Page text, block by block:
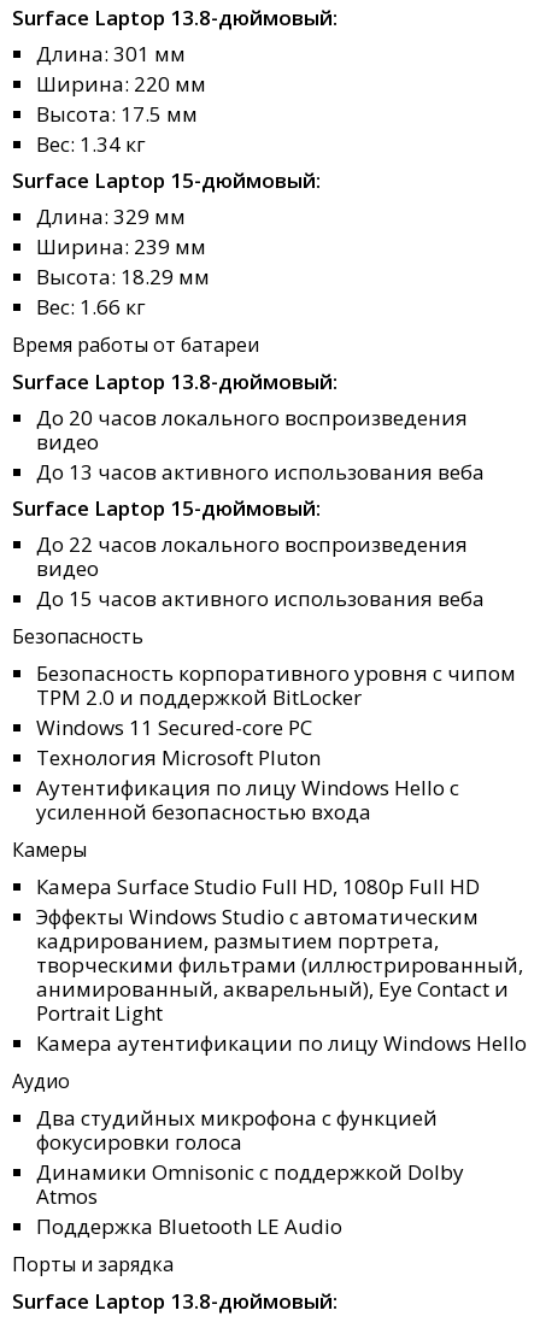
Surface Laptop 13.8-дюймовый:
Длина: 301 мм
Ширина: 220 мм
Высота: 17.5 мм
Вес: 1.34 кг
Surface Laptop 15-дюймовый:
Длина: 329 мм
Ширина: 239 мм
Высота: 18.29 мм
Вес: 1.66 кг
Время работы от батареи
Surface Laptop 13.8-дюймовый:
До 20 часов локального воспроизведения
видео
До 13 часов активного использования веба
Surface Laptop 15-дюймовый:
До 22 часов локального воспроизведения
видео
До 15 часов активного использования веба
Безопасность
Безопасность корпоративного уровня с чипом
TPM 2.0 и поддержкой BitLocker
Windows 11 Secured-core PC
Технология Microsoft Pluton
Аутентификация по лицу Windows Hello с
усиленной безопасностью входа
Камеры
Камера Surface Studio Full HD, 1080p Full HD
Эффекты Windows Studio с автоматическим
кадрированием, размытием портрета,
творческими фильтрами (иллюстрированный,
анимированный, акварельный), Eye Contact и
Portrait Light
Камера аутентификации по лицу Windows Hello
Аудио
Два студийных микрофона с функцией
фокусировки голоса
Динамики Omnisonic с поддержкой Dolby
Atmos
Поддержка Bluetooth LE Audio
Порты и зарядка
Surface Laptop 13.8-дюймовый: